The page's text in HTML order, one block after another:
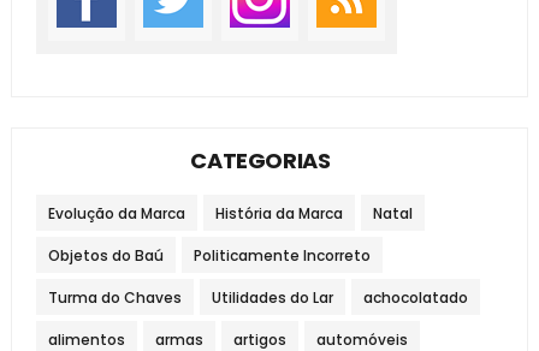
CATEGORIAS
Evolução da Marca História da Marca Natal
Objetos do Baú Politicamente Incorreto
Turma do Chaves Utilidades do Lar achocolatado
alimentos armas artigos automóveis